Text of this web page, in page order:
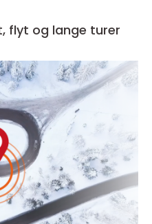
flyt og lange turer